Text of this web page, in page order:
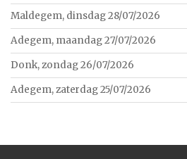
Maldegem, dinsdag 28/07/2026
Adegem, maandag 27/07/2026
Donk, zondag 26/07/2026
Adegem, zaterdag 25/07/2026